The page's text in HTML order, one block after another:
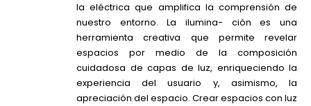
la eléctrica que amplifica la comprensión de
nuestro entorno. La ilumina- ción es una
herramienta creativa que permite revelar
espacios por medio de la composición
cuidadosa de capas de luz, enriqueciendo la
experiencia del usuario y, asimismo, la
apreciación del espacio. Crear espacios con luz